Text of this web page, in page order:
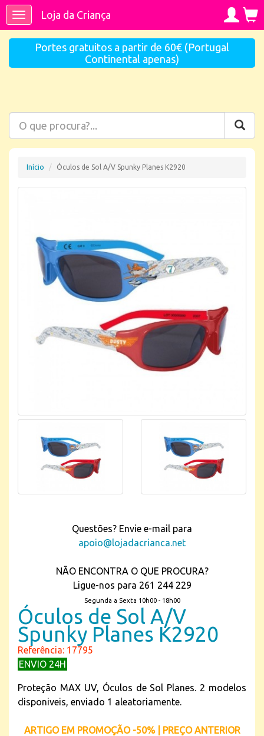
ToggleLoja da Criança
Portes gratuitos a partir de 60€ (Portugal
Continental apenas)
Início Óculos de Sol A/V Spunky Planes K2920
Questões? Envie e-mail para
apoio@lojadacrianca.net
NÃO ENCONTRA O QUE PROCURA?
Ligue-nos para 261 244 229
Segunda a Sexta 10h00 - 18h00
Óculos de Sol A/V
Spunky Planes K2920
Referência: 17795
ENVIO 24H
Proteção MAX UV, Óculos de Sol Planes. 2 modelos
disponiveis, enviado 1 aleatoriamente.
ARTIGO EM PROMOÇÃO -50% | PREÇO ANTERIOR